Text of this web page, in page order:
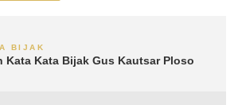
BIJAK
Kata Kata Bijak Gus Kautsar Ploso